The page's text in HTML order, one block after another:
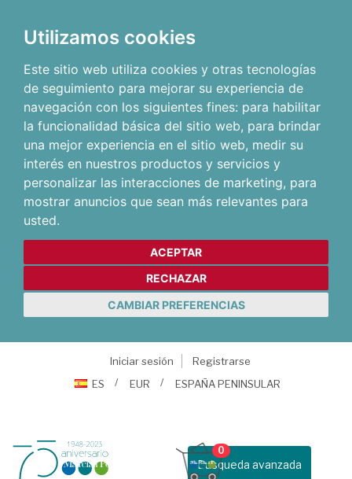
Utilizamos cookies
Este sitio web utiliza cookies y otras tecnologías
de seguimiento para mejorar su experiencia de
navegación con los siguientes fines: para habilitar
la funcionalidad básica del sitio web, para brindar
una mejor experiencia en el sitio web, medir su
interés en nuestros productos y servicios y
personalizar las interacciones de marketing, para
mostrar anuncios que sean más relevantes para
usted.
ACEPTAR
RECHAZAR
CAMBIAR PREFERENCIAS
Iniciar sesión
Registrarse
ES
EUR ESPAÑA PENINSULAR
Busqueda avanzada
0